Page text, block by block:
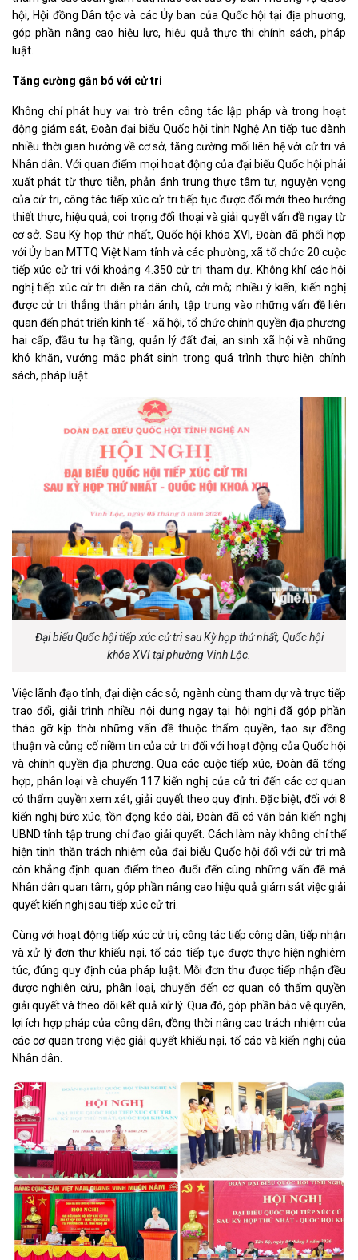
hội, Hội đồng Dân tộc và các Ủy ban của Quốc hội tại địa phương,
góp phần nâng cao hiệu lực, hiệu quả thực thi chính sách, pháp
luật.
Tăng cường gắn bó với cử tri
Không chỉ phát huy vai trò trên công tác lập pháp và trong hoạt
động giám sát, Đoàn đại biểu Quốc hội tỉnh Nghệ An tiếp tục dành
nhiều thời gian hướng về cơ sở, tăng cường mối liên hệ với cử tri và
Nhân dân. Với quan điểm mọi hoạt động của đại biểu Quốc hội phải
xuất phát từ thực tiễn, phản ánh trung thực tâm tư, nguyện vọng
của cử tri, công tác tiếp xúc cử tri tiếp tục được đổi mới theo hướng
thiết thực, hiệu quả, coi trọng đối thoại và giải quyết vấn đề ngay từ
cơ sở. Sau Kỳ họp thứ nhất, Quốc hội khóa XVI, Đoàn đã phối hợp
với Ủy ban MTTQ Việt Nam tỉnh và các phường, xã tổ chức 20 cuộc
tiếp xúc cử tri với khoảng 4.350 cử tri tham dự. Không khí các hội
nghị tiếp xúc cử tri diễn ra dân chủ, cởi mở; nhiều ý kiến, kiến nghị
được cử tri thẳng thắn phản ánh, tập trung vào những vấn đề liên
quan đến phát triển kinh tế - xã hội, tổ chức chính quyền địa phương
hai cấp, đầu tư hạ tầng, quản lý đất đai, an sinh xã hội và những
khó khăn, vướng mắc phát sinh trong quá trình thực hiện chính
sách, pháp luật.
Đại biểu Quốc hội tiếp xúc cử tri sau Kỳ họp thứ nhất, Quốc hội
khóa XVI tại phường Vinh Lộc.
Việc lãnh đạo tỉnh, đại diện các sở, ngành cùng tham dự và trực tiếp
trao đổi, giải trình nhiều nội dung ngay tại hội nghị đã góp phần
tháo gỡ kịp thời những vấn đề thuộc thẩm quyền, tạo sự đồng
thuận và củng cố niềm tin của cử tri đối với hoạt động của Quốc hội
và chính quyền địa phương. Qua các cuộc tiếp xúc, Đoàn đã tổng
hợp, phân loại và chuyển 117 kiến nghị của cử tri đến các cơ quan
có thẩm quyền xem xét, giải quyết theo quy định. Đặc biệt, đối với 8
kiến nghị bức xúc, tồn đọng kéo dài, Đoàn đã có văn bản kiến nghị
UBND tỉnh tập trung chỉ đạo giải quyết. Cách làm này không chỉ thể
hiện tinh thần trách nhiệm của đại biểu Quốc hội đối với cử tri mà
còn khẳng định quan điểm theo đuổi đến cùng những vấn đề mà
Nhân dân quan tâm, góp phần nâng cao hiệu quả giám sát việc giải
quyết kiến nghị sau tiếp xúc cử tri.
Cùng với hoạt động tiếp xúc cử tri, công tác tiếp công dân, tiếp nhận
và xử lý đơn thư khiếu nại, tố cáo tiếp tục được thực hiện nghiêm
túc, đúng quy định của pháp luật. Mỗi đơn thư được tiếp nhận đều
được nghiên cứu, phân loại, chuyển đến cơ quan có thẩm quyền
giải quyết và theo dõi kết quả xử lý. Qua đó, góp phần bảo vệ quyền,
lợi ích hợp pháp của công dân, đồng thời nâng cao trách nhiệm của
các cơ quan trong việc giải quyết khiếu nại, tố cáo và kiến nghị của
Nhân dân.